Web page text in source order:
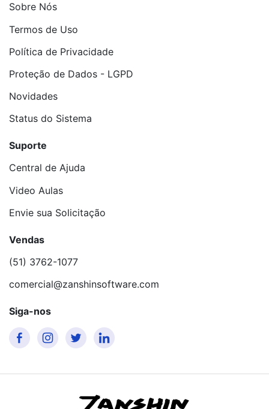
Sobre Nós
Termos de Uso
Política de Privacidade
Proteção de Dados - LGPD
Novidades
Status do Sistema
Suporte
Central de Ajuda
Video Aulas
Envie sua Solicitação
Vendas
(51) 3762-1077
comercial@zanshinsoftware.com
Siga-nos